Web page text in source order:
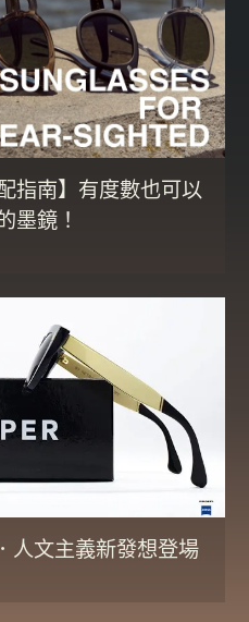
指南】有度數也可以
墨鏡！
人文主義新發想登場